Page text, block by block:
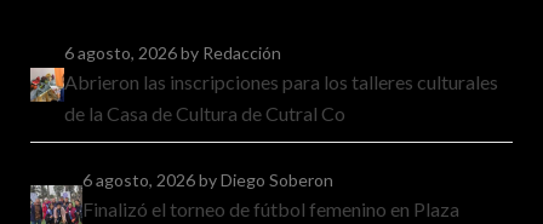
6 agosto, 2026by Redacción
Abrieron las inscripciones para los talleres culturales
de la Casa de Cultura de Cutral Co
6 agosto, 2026by Diego Soberon
Finalizó el torneo de fútbol femenino en Plaza